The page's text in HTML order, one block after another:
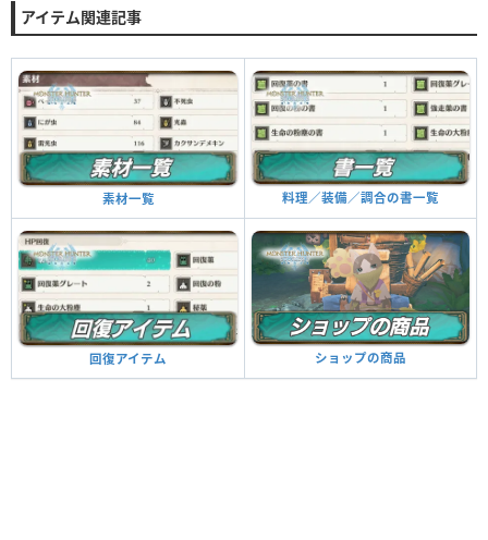
アイテム関連記事
素材一覧 料理／装備／調合の書一覧
回復アイテム ショップの商品